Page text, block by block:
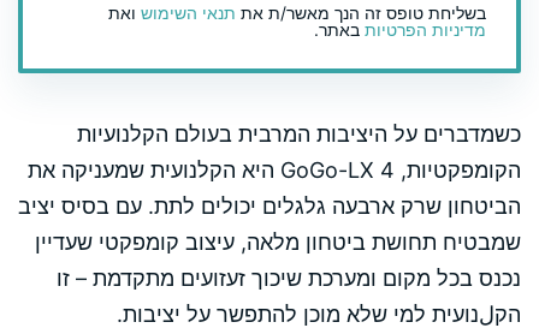
בשליחת טופס זה הנך מאשר/ת את תנאי השימוש ואת
מדיניות הפרטיות באתר.
כשמדברים על היציבות המרבית בעולם הקלנועיות
הקומפקטיות, GoGo-LX 4 היא הקלנועית שמעניקה את
הביטחון שרק ארבעה גלגלים יכולים לתת. עם בסיס יציב
שמבטיח תחושת ביטחון מלאה, עיצוב קומפקטי שעדיין
נכנס בכל מקום ומערכת שיכוך זעזועים מתקדמת – זו
הקلנועית למי שלא מוכן להתפשר על יציבות.